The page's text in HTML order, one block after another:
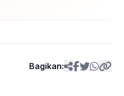
Bagikan: